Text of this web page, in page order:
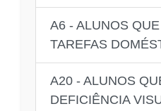
A6 - ALUNOS
TAREFAS
A20 - ALUNOS
DEFICIÊNCIA